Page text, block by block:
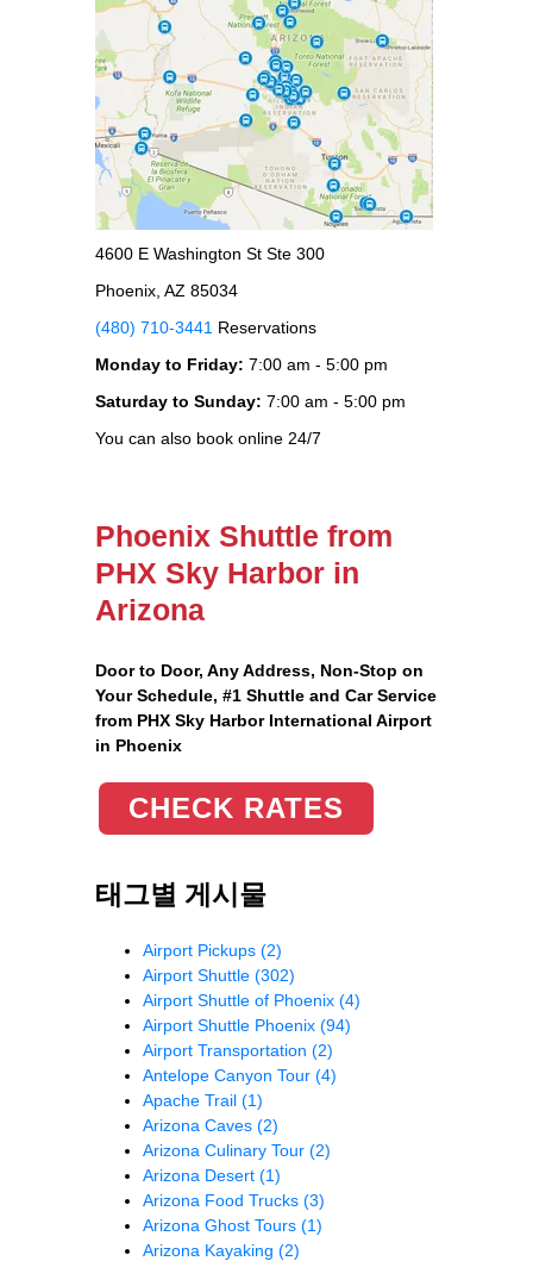
4600 E Washington St Ste 300
Phoenix, AZ 85034
(480) 710-3441 Reservations
Monday to Friday: 7:00 am - 5:00 pm
Saturday to Sunday: 7:00 am - 5:00 pm
You can also book online 24/7
Phoenix Shuttle from
PHX Sky Harbor in
Arizona
Door to Door, Any Address, Non-Stop on
Your Schedule, #1 Shuttle and Car Service
from PHX Sky Harbor International Airport
in Phoenix
CHECK RATES
태그별 게시물
Airport Pickups (2)
Airport Shuttle (302)
Airport Shuttle of Phoenix (4)
Airport Shuttle Phoenix (94)
Airport Transportation (2)
Antelope Canyon Tour (4)
Apache Trail (1)
Arizona Caves (2)
Arizona Culinary Tour (2)
Arizona Desert (1)
Arizona Food Trucks (3)
Arizona Ghost Tours (1)
Arizona Kayaking (2)